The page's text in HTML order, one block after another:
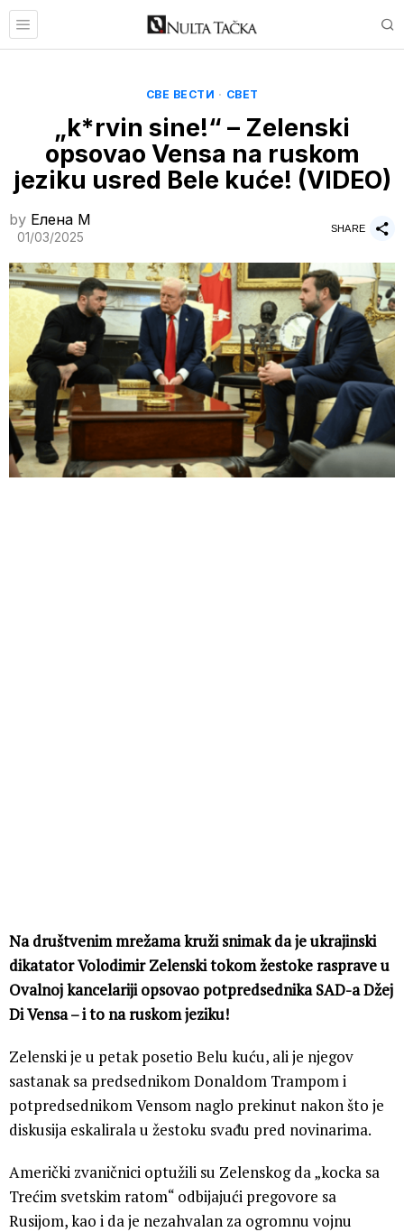
СВЕ ВЕСТИ · СВЕТ
„k*rvin sine!“ – Zelenski
opsovao Vensa na ruskom
jeziku usred Bele kuće! (VIDEO)
by Елена M
01/03/2025
SHARE
Na društvenim mrežama kruži snimak da je ukrajinski
dikatator Volodimir Zelenski tokom žestoke rasprave u
Ovalnoj kancelariji opsovao potpredsednika SAD-a Džej
Di Vensa – i to na ruskom jeziku!
Zelenski je u petak posetio Belu kuću, ali je njegov
sastanak sa predsednikom Donaldom Trampom i
potpredsednikom Vensom naglo prekinut nakon što je
diskusija eskalirala u žestoku svađu pred novinarima.
Američki zvaničnici optužili su Zelenskog da „kocka sa
Trećim svetskim ratom“ odbijajući pregovore sa
Rusijom, kao i da je nezahvalan za ogromnu vojnu